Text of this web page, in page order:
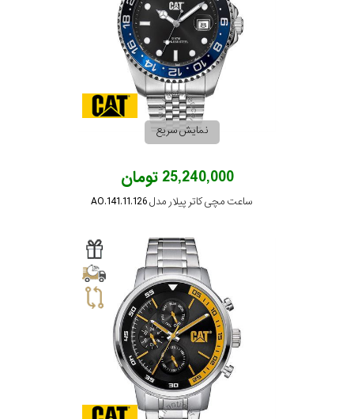
نمایش سریع
25,240,000 تومان
ساعت مچی کاتر پیلار مدل AO.141.11.126